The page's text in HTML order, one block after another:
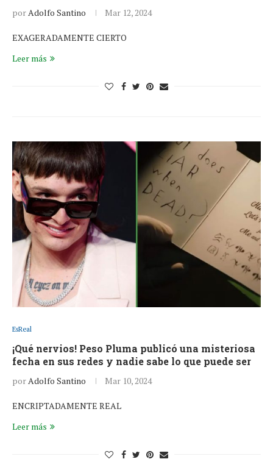
porAdolfo Santino Mar 12, 2024
EXAGERADAMENTE CIERTO
Leer más
EsReal
¡Qué nervios! Peso Pluma publicó una misteriosa
fecha en sus redes y nadie sabe lo que puede ser
porAdolfo Santino Mar 10, 2024
ENCRIPTADAMENTE REAL
Leer más